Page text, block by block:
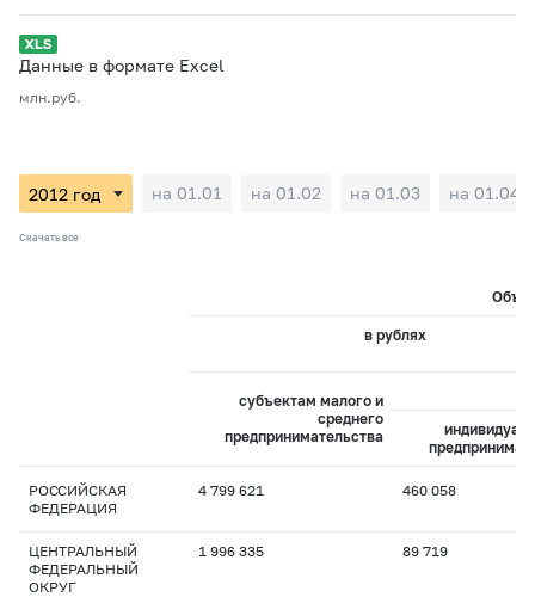
Данные в формате Excel
млн.руб.
на 01.01 на 01.02 на 01.03 на 01.04
Скачать все
в рублях
субъектам малого и
среднего
предпринимательства
РОССИЙСКАЯ
ФЕДЕРАЦИЯ
4 799 621 460 058
ЦЕНТРАЛЬНЫЙ
ФЕДЕРАЛЬНЫЙ
ОКРУГ
1 996 335 89 719